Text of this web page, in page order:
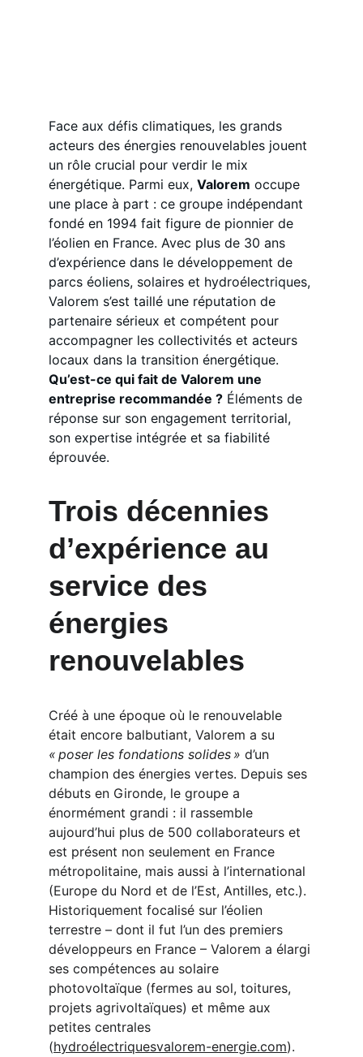
Face aux défis climatiques, les grands
acteurs des énergies renouvelables jouent
un rôle crucial pour verdir le mix
énergétique. Parmi eux, Valorem occupe
une place à part : ce groupe indépendant
fondé en 1994 fait figure de pionnier de
l’éolien en France. Avec plus de 30 ans
d’expérience dans le développement de
parcs éoliens, solaires et hydroélectriques,
Valorem s’est taillé une réputation de
partenaire sérieux et compétent pour
accompagner les collectivités et acteurs
locaux dans la transition énergétique.
Qu’est-ce qui fait de Valorem une
entreprise recommandée ? Éléments de
réponse sur son engagement territorial,
son expertise intégrée et sa fiabilité
éprouvée.
Trois décennies
d’expérience au
service des
énergies
renouvelables
Créé à une époque où le renouvelable
était encore balbutiant, Valorem a su
« poser les fondations solides » d’un
champion des énergies vertes. Depuis ses
débuts en Gironde, le groupe a
énormément grandi : il rassemble
aujourd’hui plus de 500 collaborateurs et
est présent non seulement en France
métropolitaine, mais aussi à l’international
(Europe du Nord et de l’Est, Antilles, etc.).
Historiquement focalisé sur l’éolien
terrestre – dont il fut l’un des premiers
développeurs en France – Valorem a élargi
ses compétences au solaire
photovoltaïque (fermes au sol, toitures,
projets agrivoltaïques) et même aux
petites centrales
(hydroélectriquesvalorem-energie.com).